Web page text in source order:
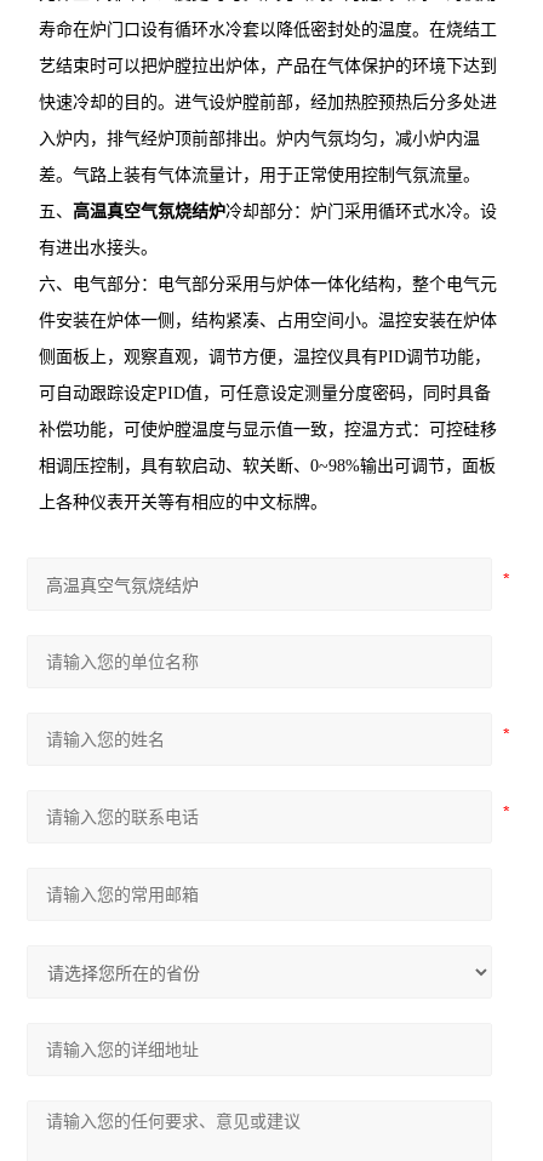
寿命在炉门口设有循环水冷套以降低密封处的温度。在烧结工
艺结束时可以把炉膛拉出炉体，产品在气体保护的环境下达到
快速冷却的目的。进气设炉膛前部，经加热腔预热后分多处进
入炉内，排气经炉顶前部排出。炉内气氛均匀，减小炉内温
差。气路上装有气体流量计，用于正常使用控制气氛流量。
五、 高温真空气氛烧结炉冷却部分：炉门采用循环式水冷。设
有进出水接头。
六、电气部分：电气部分采用与炉体一体化结构，整个电气元
件安装在炉体一侧，结构紧凑、占用空间小。温控安装在炉体
侧面板上，观察直观，调节方便，温控仪具有PID调节功能，
可自动跟踪设定PID值，可任意设定测量分度密码，同时具备
补偿功能，可使炉膛温度与显示值一致，控温方式：可控硅移
相调压控制，具有软启动、软关断、0~98%输出可调节，面板
上各种仪表开关等有相应的中文标牌。